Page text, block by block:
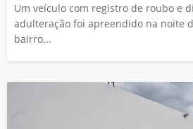
Um veículo com registro de roubo e
adulteração foi apreendido na noite
bairro...